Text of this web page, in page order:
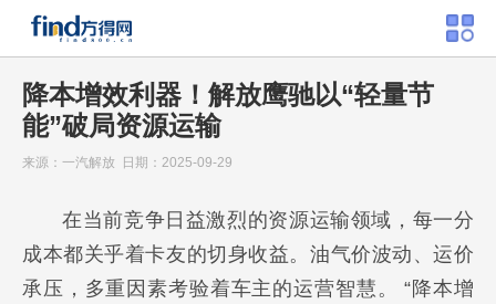
降本增效利器！解放鹰驰以“轻量节
能”破局资源运输
来源：一汽解放 日期：2025-09-29
在当前竞争日益激烈的资源运输领域，每一分
成本都关乎着卡友的切身收益。油气价波动、运价
承压，多重因素考验着车主的运营智慧。 “降本增